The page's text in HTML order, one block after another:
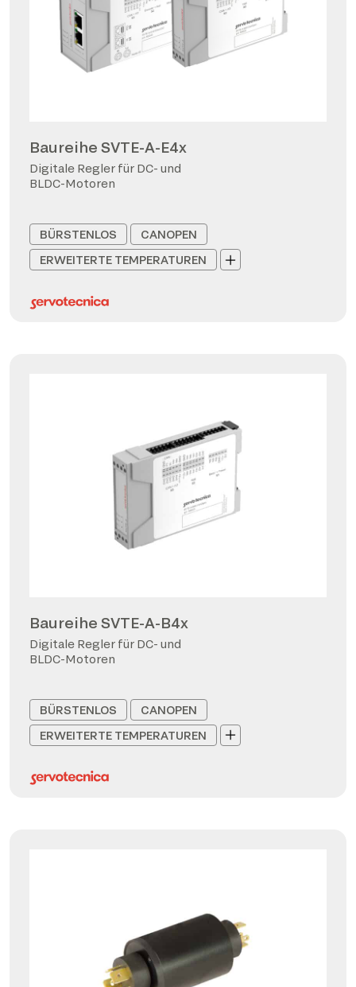
Baureihe SVTE-A-E4x
Digitale Regler für DC- und
BLDC-Motoren
BÜRSTENLOS
CANOPEN
ERWEITERTE TEMPERATUREN
Baureihe SVTE-A-B4x
Digitale Regler für DC- und
BLDC-Motoren
BÜRSTENLOS
CANOPEN
ERWEITERTE TEMPERATUREN